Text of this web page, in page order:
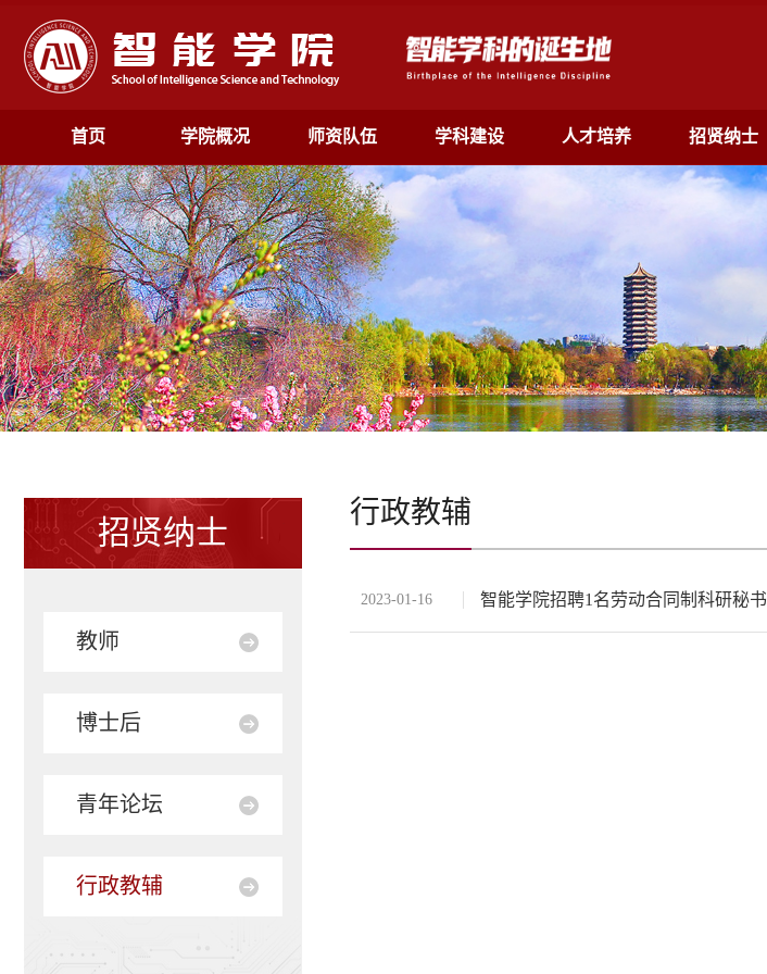
首页 学院概况 师资队伍 学科建设 人才培养 招贤纳士
招贤纳士
教师
博士后
青年论坛
行政教辅
行政教辅
2023-01-16 智能学院招聘1名劳动合同制科研秘书